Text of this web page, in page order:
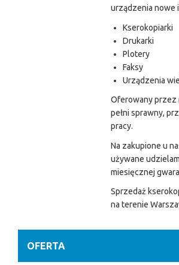
urządzenia nowe
Kserokopiarki
Drukarki
Plotery
Faksy
Urządzenia
Oferowany przez
pełni sprawny,
pracy.
Na zakupione u
używane
miesięcznej
Sprzedaż
na terenie
OFERTA